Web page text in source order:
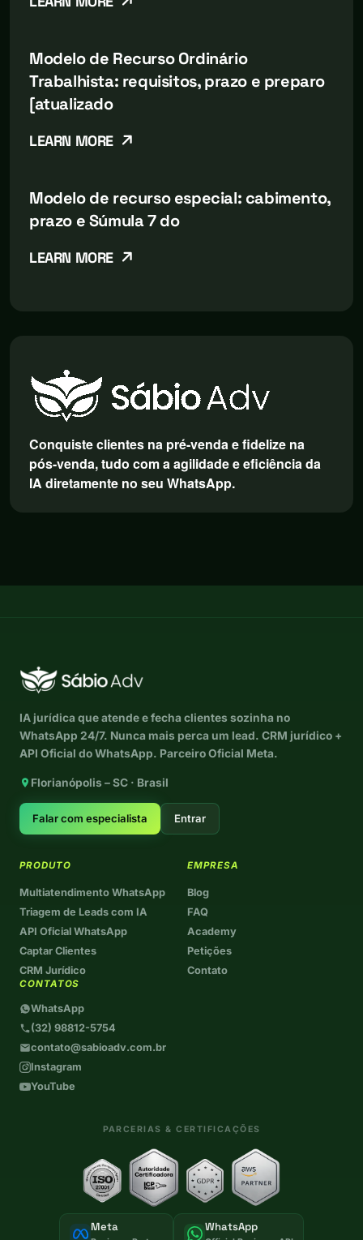
Modelo de Recurso Ordinário
Trabalhista: requisitos, prazo e preparo
[atualizado
LEARN MORE
Modelo de recurso especial: cabimento,
prazo e Súmula 7 do
LEARN MORE
Conquiste clientes na pré-venda e fidelize na
pós-venda, tudo com a agilidade e eficiência da
IA diretamente no seu WhatsApp.
IA jurídica que atende e fecha clientes sozinha no
WhatsApp 24/7. Nunca mais perca um lead. CRM jurídico +
API Oficial do WhatsApp. Parceiro Oficial Meta.
Florianópolis – SC · Brasil
Falar com especialista Entrar
PARCERIAS & CERTIFICAÇÕES
Meta WhatsApp
PRODUTO
Multiatendimento WhatsApp
Triagem de Leads com IA
API Oficial WhatsApp
Captar Clientes
CRM Jurídico
EMPRESA
Blog
FAQ
Academy
Petições
Contato
CONTATOS
WhatsApp
(32) 98812-5754
contato@sabioadv.com.br
Instagram
YouTube